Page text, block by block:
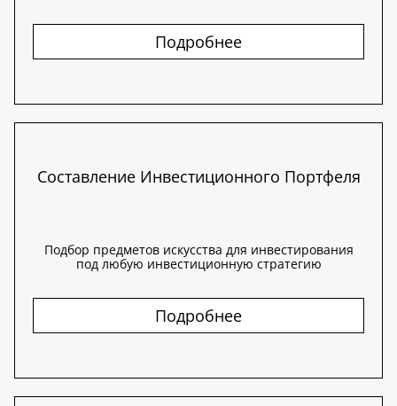
Подробнее
Составление Инвестиционного Портфеля
Подбор предметов искусства для инвестирования
под любую инвестиционную стратегию
Подробнее